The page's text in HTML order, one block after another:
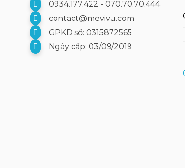
0934.177.422 - 070.70.70.444
contact@mevivu.com
GPKD số: 0315872565
Ngày cấp: 03/09/2019